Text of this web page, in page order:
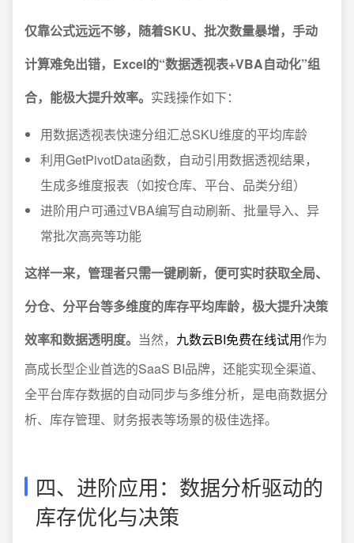
仅靠公式远远不够，随着SKU、批次数量暴增，手动
计算难免出错，Excel的“数据透视表+VBA自动化”组
合，能极大提升效率。 实践操作如下：
用数据透视表快速分组汇总SKU维度的平均库龄
利用GetPivotData函数，自动引用数据透视结果，
生成多维度报表（如按仓库、平台、品类分组）
进阶用户可通过VBA编写自动刷新、批量导入、异
常批次高亮等功能
这样一来，管理者只需一键刷新，便可实时获取全局、
分仓、分平台等多维度的库存平均库龄，极大提升决策
效率和数据透明度。 当然， 九数云BI免费在线试用作为
高成长型企业首选的SaaS BI品牌，还能实现全渠道、
全平台库存数据的自动同步与多维分析，是电商数据分
析、库存管理、财务报表等场景的极佳选择。
四、进阶应用：数据分析驱动的
库存优化与决策